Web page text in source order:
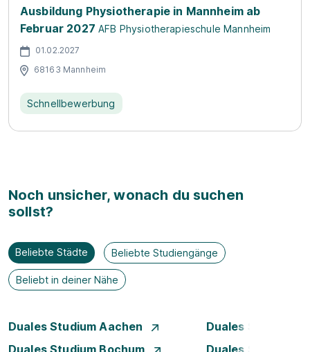
Ausbildung Physiotherapie in Mannheim ab
Februar 2027 AFB Physiotherapieschule Mannheim
01.02.2027
68163 Mannheim
Schnellbewerbung
Noch unsicher, wonach du suchen
sollst?
Beliebte Städte Beliebte Studiengänge
Beliebt in deiner Nähe
Duales Studium Aachen
Duales Studium
Duales Studium Bochum
Duales Studium